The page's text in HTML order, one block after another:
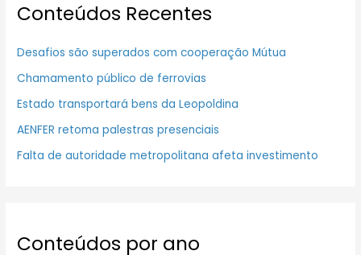
Conteúdos Recentes
Desafios são superados com cooperação Mútua
Chamamento público de ferrovias
Estado transportará bens da Leopoldina
AENFER retoma palestras presenciais
Falta de autoridade metropolitana afeta investimento
Conteúdos por ano